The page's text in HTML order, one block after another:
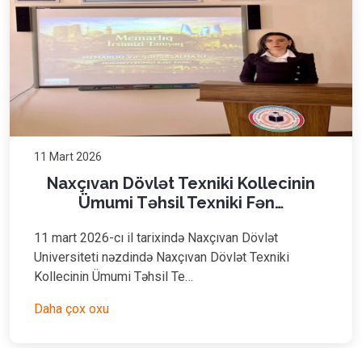
11 Mart 2026
Naxçıvan Dövlət Texniki Kollecinin
Ümumi Təhsil Texniki Fən…
11 mart 2026-cı il tarixində Naxçıvan Dövlət
Universiteti nəzdində Naxçıvan Dövlət Texniki
Kollecinin Ümumi Təhsil Te…
Daha çox oxu